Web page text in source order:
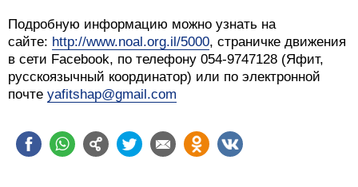
Подробную информацию можно узнать на
сайте: http://www.noal.org.il/5000, страничке движения
в сети Facebook, по телефону 054-9747128 (Яфит,
русскоязычный координатор) или по электронной
почте yafitshap@gmail.com